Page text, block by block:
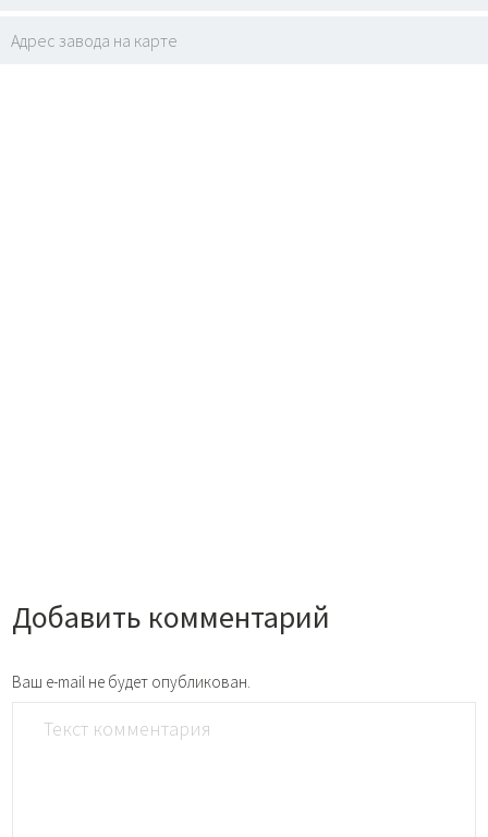
Адрес завода на карте
Добавить комментарий
Ваш e-mail не будет опубликован.